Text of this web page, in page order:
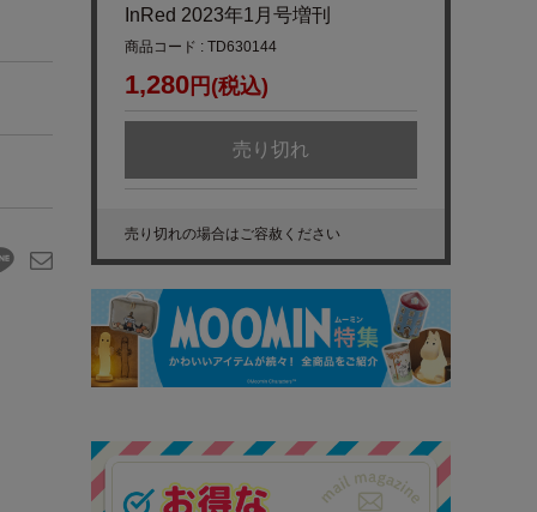
InRed 2023年1月号増刊
商品コード : TD630144
1,280 円(税込)
売り切れ
売り切れの場合はご容赦ください